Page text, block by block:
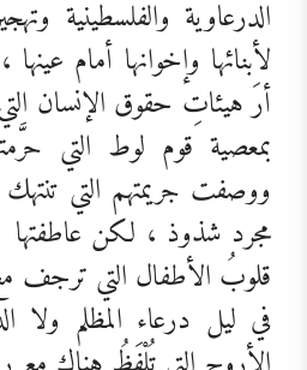
الدرعاوية والفلسطينية
لأبنائها وإخوانها أمام
أرَ هيئاتِ حقوق الإنسان
بمعصية قوم لوط التي
ووصفت جريمتهم التي تنتهك
مجرد شذوذ ، لكن عاطفتها
قلوبُ الأطفال التي ترجف
في ليل درعاء المظلم ولا